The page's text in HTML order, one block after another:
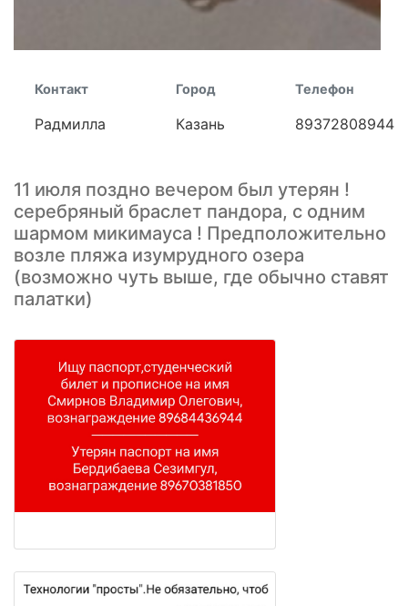
Контакт
Радмилла
Город
Казань
Телефон
89372808944
11 июля поздно вечером был утерян !
серебряный браслет пандора, с одним
шармом микимауса ! Предположительно
возле пляжа изумрудного озера
(возможно чуть выше, где обычно ставят
палатки)